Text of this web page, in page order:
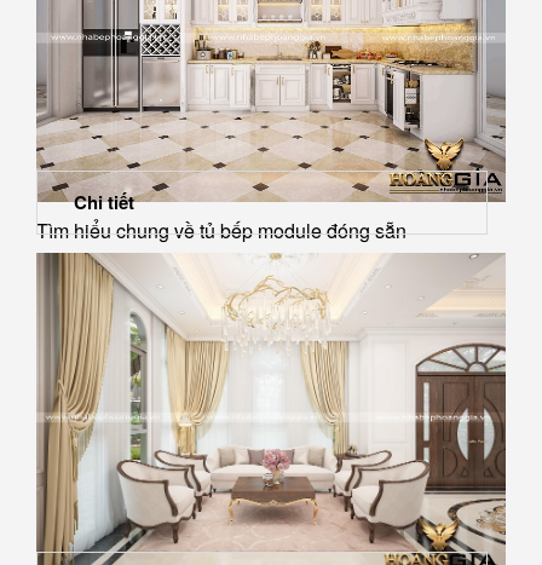
Tìm hiểu chung về tủ bếp module đóng sẵn
Chi tiết